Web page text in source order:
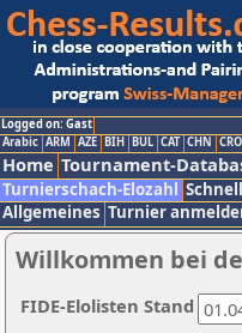
Logged on: Gast
Arabic ARM AZE BIH BUL CAT CHN CRO
Home Tournament-
Turnierschach-Elozahl
Allgemeines Turnier
Willkommen bei
FIDE-Elolisten Stand